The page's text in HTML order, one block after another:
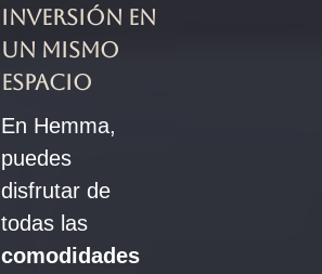
inversión en
un mismo
espacio
En Hemma,
puedes
disfrutar de
todas las
comodidades